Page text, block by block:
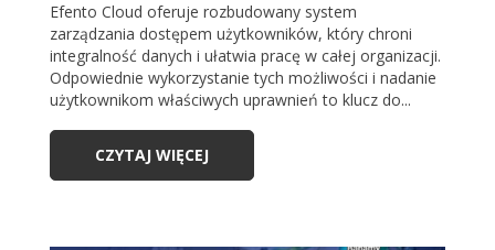
Efento Cloud oferuje rozbudowany system
zarządzania dostępem użytkowników, który chroni
integralność danych i ułatwia pracę w całej organizacji.
Odpowiednie wykorzystanie tych możliwości i nadanie
użytkownikom właściwych uprawnień to klucz do...
CZYTAJ WIĘCEJ